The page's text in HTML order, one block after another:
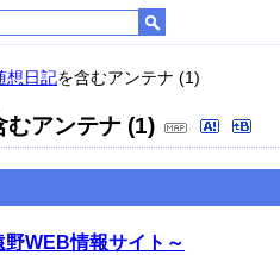
想日記を含むアンテナ (1)
むアンテナ (1)
WEB情報サイト～